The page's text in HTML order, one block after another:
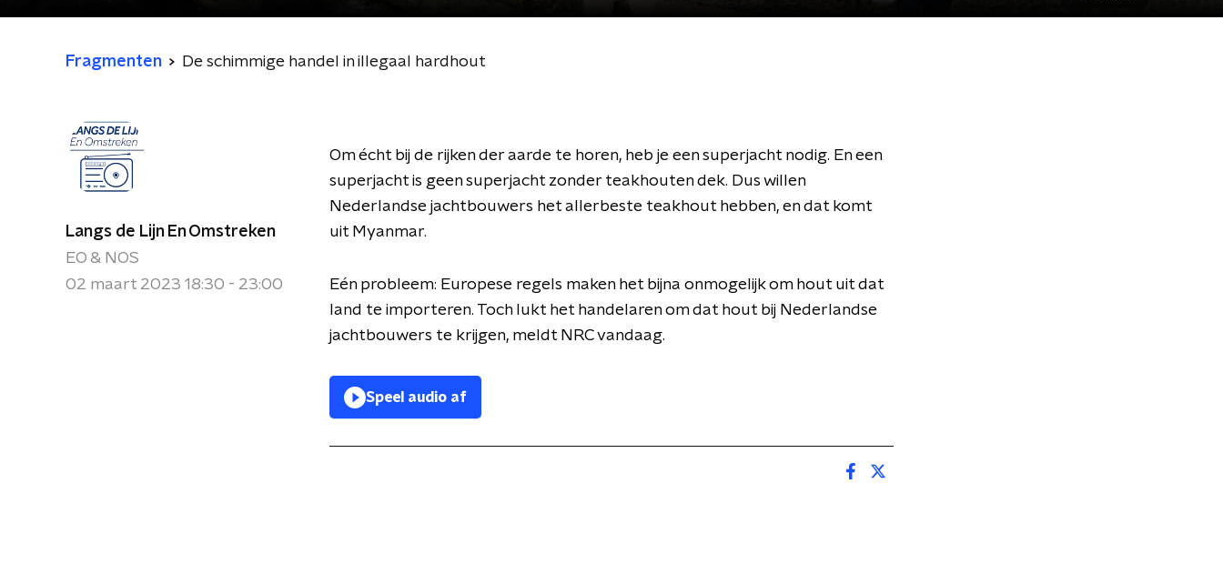
Fragmenten De schimmige handel in illegaal hardhout
Langs de Lijn En Omstreken
EO & NOS
02 maart 2023 18:30 - 23:00
Om écht bij de rijken der aarde te horen, heb je een superjacht nodig. En een
superjacht is geen superjacht zonder teakhouten dek. Dus willen
Nederlandse jachtbouwers het allerbeste teakhout hebben, en dat komt
uit Myanmar.
Eén probleem: Europese regels maken het bijna onmogelijk om hout uit dat
land te importeren. Toch lukt het handelaren om dat hout bij Nederlandse
jachtbouwers te krijgen, meldt NRC vandaag.
Speel audio af